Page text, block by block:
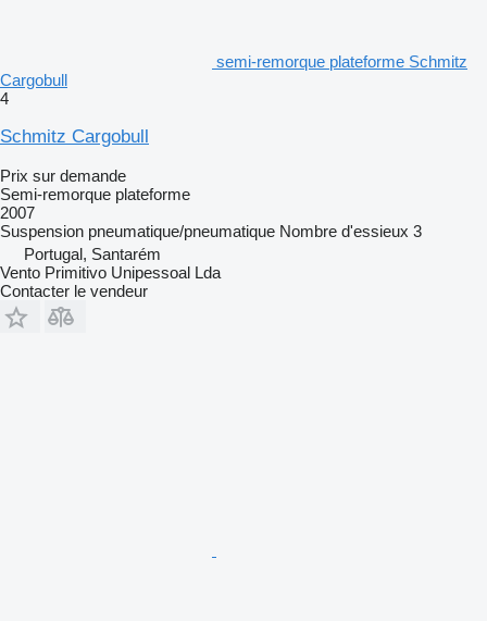
semi-remorque plateforme Schmitz
Cargobull
4
Schmitz Cargobull
Prix sur demande
Semi-remorque plateforme
2007
Suspension pneumatique/pneumatique Nombre d'essieux 3
Portugal, Santarém
Vento Primitivo Unipessoal Lda
Contacter le vendeur